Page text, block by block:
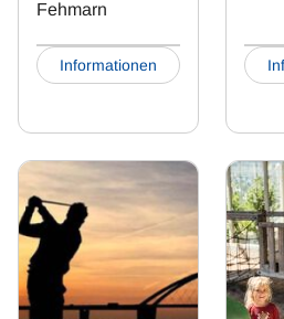
Fehmarn
Informationen